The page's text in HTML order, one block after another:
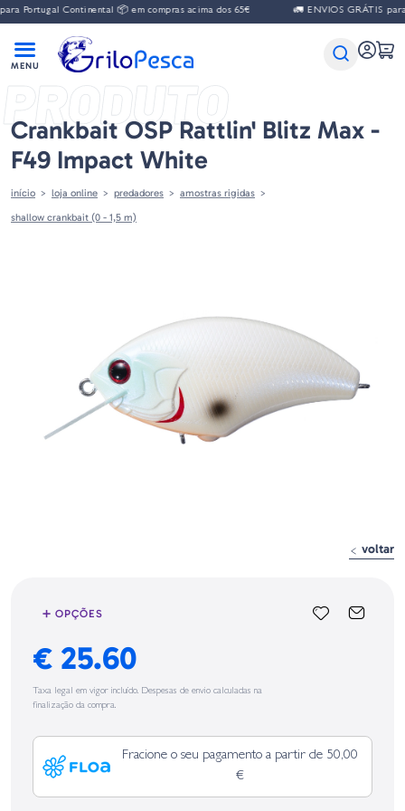
Portugal Continental 📦 em compras acima dos 65€ 🚛 ENVIOS GRÁTIS
PRODUTO
Crankbait OSP Rattlin' Blitz Max -
F49 Impact White
início loja online predadores
amostras rigidas
shallow crankbait (0 - 1,5 m)
voltar
➕ OPÇÕES
€ 25.60
Taxa legal em vigor incluído. Despesas de envio calculadas na
finalização da compra.
Fracione o seu pagamento a partir de 50,00
€